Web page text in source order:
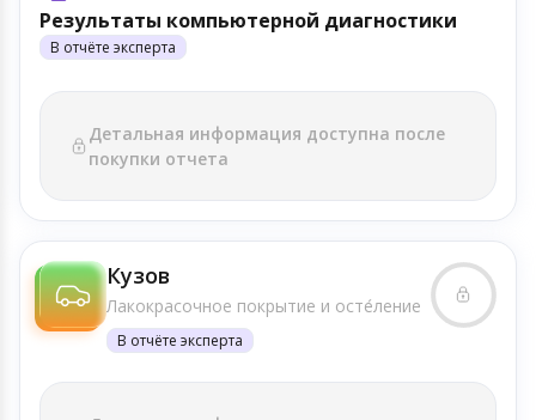
Результаты компьютерной диагностики
В отчёте эксперта
Детальная информация доступна после
покупки отчета
Кузов
Лакокрасочное покрытие и осте́ление
В отчёте эксперта